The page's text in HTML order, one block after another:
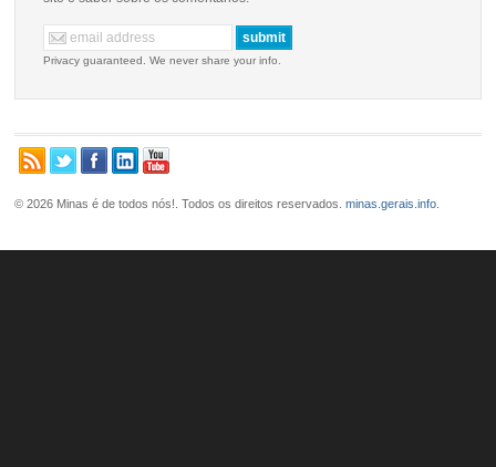
Privacy guaranteed. We never share your info.
© 2026 Minas é de todos nós!. Todos os direitos reservados.minas.gerais.info